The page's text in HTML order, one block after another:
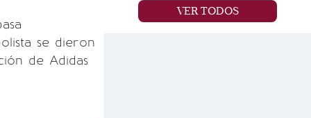
se dieron
de Adidas
VER TODOS